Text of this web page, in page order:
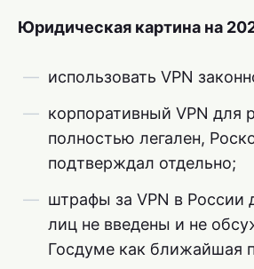
Юридическая картина на
использовать VPN
корпоративный VPN для
полностью легален,
подтверждал отдельно;
штрафы за VPN в России
лиц не введены и не
Госдуме как ближайшая